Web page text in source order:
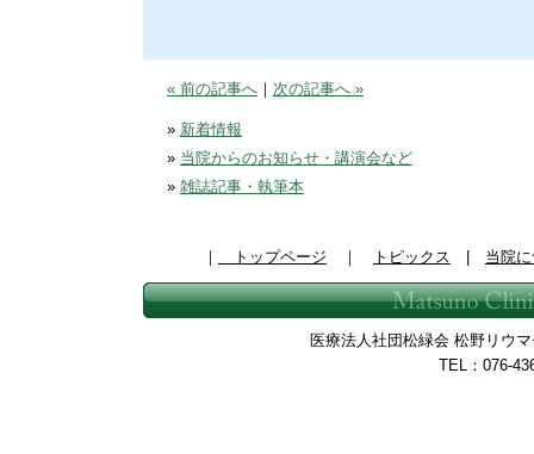
« 前の記事へ ｜ 次の記事へ »
» 新着情報
» 当院からのお知らせ・講演会など
» 雑誌記事・執筆本
｜ トップページ ｜ トピックス 当院
医療法人社団松緑会 松野リウ
TEL：076-